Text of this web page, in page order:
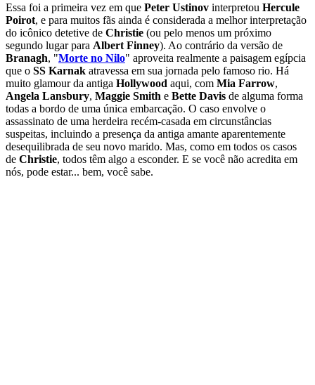
Essa foi a primeira vez em que Peter Ustinov interpretou Hercule
Poirot, e para muitos fãs ainda é considerada a melhor interpretação
do icônico detetive de Christie (ou pelo menos um próximo
segundo lugar para Albert Finney). Ao contrário da versão de
Branagh, "Morte no Nilo" aproveita realmente a paisagem egípcia
que o SS Karnak atravessa em sua jornada pelo famoso rio. Há
muito glamour da antiga Hollywood aqui, com Mia Farrow,
Angela Lansbury, Maggie Smith e Bette Davis de alguma forma
todas a bordo de uma única embarcação. O caso envolve o
assassinato de uma herdeira recém-casada em circunstâncias
suspeitas, incluindo a presença da antiga amante aparentemente
desequilibrada de seu novo marido. Mas, como em todos os casos
de Christie, todos têm algo a esconder. E se você não acredita em
nós, pode estar... bem, você sabe.